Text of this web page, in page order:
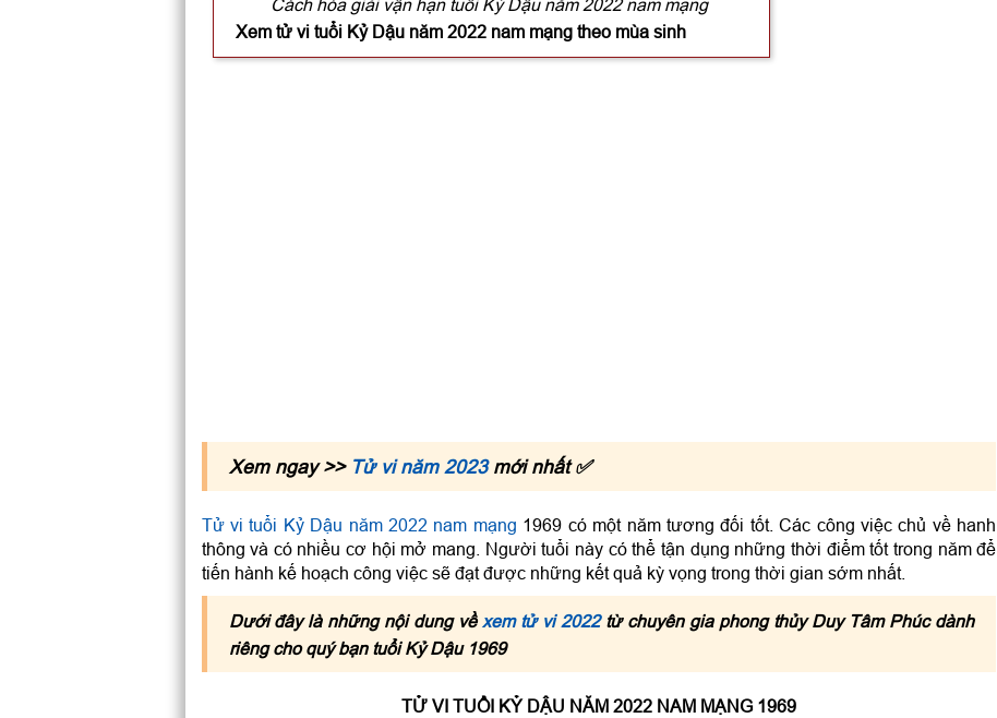
Cách hóa giải vận hạn tuổi Kỷ Dậu năm 2022 nam mạng
Xem tử vi tuổi Kỷ Dậu năm 2022 nam mạng theo mùa sinh
Xem ngay >> Tử vi năm 2023mới nhất ✅
Tử vi tuổi Kỷ Dậu năm 2022 nam mạng 1969 có một năm tương đối tốt. Các công việc chủ về hanh
thông và có nhiều cơ hội mở mang. Người tuổi này có thể tận dụng những thời điểm tốt trong năm để
tiến hành kế hoạch công việc sẽ đạt được những kết quả kỳ vọng trong thời gian sớm nhất.
Dưới đây là những nội dung vềxem tử vi 2022từ chuyên gia phong thủy Duy Tâm Phúc dành
riêng cho quý bạn tuổi Kỷ Dậu 1969
TỬ VI TUỔI KỶ DẬU NĂM 2022 NAM MẠNG 1969